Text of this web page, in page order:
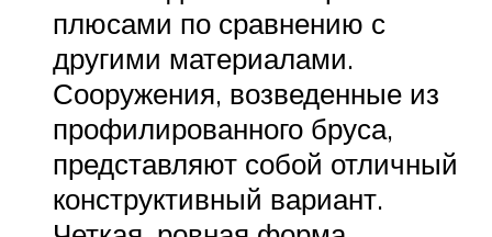
плюсами по сравнению с
другими материалами.
Сооружения, возведенные из
профилированного бруса,
представляют собой отличный
конструктивный вариант.